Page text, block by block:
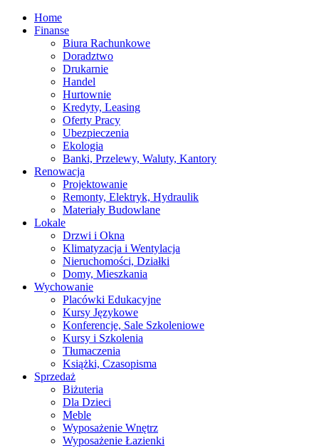
Home
Finanse
Biura Rachunkowe
Doradztwo
Drukarnie
Handel
Hurtownie
Kredyty, Leasing
Oferty Pracy
Ubezpieczenia
Ekologia
Banki, Przelewy, Waluty, Kantory
Renowacja
Projektowanie
Remonty, Elektryk, Hydraulik
Materiały Budowlane
Lokale
Drzwi i Okna
Klimatyzacja i Wentylacja
Nieruchomości, Działki
Domy, Mieszkania
Wychowanie
Placówki Edukacyjne
Kursy Językowe
Konferencje, Sale Szkoleniowe
Kursy i Szkolenia
Tłumaczenia
Książki, Czasopisma
Sprzedaż
Biżuteria
Dla Dzieci
Meble
Wyposażenie Wnętrz
Wyposażenie Łazienki